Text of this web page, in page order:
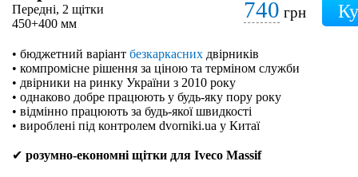
Передні, 2 щітки
450+400 мм
740 грн
• бюджетний варіант безкаркасних двірників
• компромісне рішення за ціною та терміном служби
• двірники на ринку України з 2010 року
• однаково добре працюють у будь-яку пору року
• відмінно працюють за будь-якої швидкості
• вироблені під контролем dvorniki.ua у Китаї
✔ розумно-економні щітки для Iveco Massif